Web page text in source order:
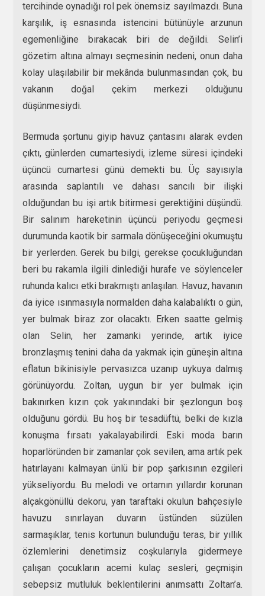
tercihinde oynadığı rol pek önemsiz sayılmazdı. Buna
karşılık, iş esnasında istencini bütünüyle arzunun
egemenliğine bırakacak biri de değildi. Selin’i
gözetim altına almayı seçmesinin nedeni, onun daha
kolay ulaşılabilir bir mekânda bulunmasından çok, bu
vakanın doğal çekim merkezi olduğunu
düşünmesiydi.
Bermuda şortunu giyip havuz çantasını alarak evden
çıktı, günlerden cumartesiydi, izleme süresi içindeki
üçüncü cumartesi günü demekti bu. Üç sayısıyla
arasında saplantılı ve dahası sancılı bir ilişki
olduğundan bu işi artık bitirmesi gerektiğini düşündü.
Bir salınım hareketinin üçüncü periyodu geçmesi
durumunda kaotik bir sarmala dönüşeceğini okumuştu
bir yerlerden. Gerek bu bilgi, gerekse çocukluğundan
beri bu rakamla ilgili dinlediği hurafe ve söylenceler
ruhunda kalıcı etki bırakmıştı anlaşılan. Havuz, havanın
da iyice ısınmasıyla normalden daha kalabalıktı o gün,
yer bulmak biraz zor olacaktı. Erken saatte gelmiş
olan Selin, her zamanki yerinde, artık iyice
bronzlaşmış tenini daha da yakmak için güneşin altına
eflatun bikinisiyle pervasızca uzanıp uykuya dalmış
görünüyordu. Zoltan, uygun bir yer bulmak için
bakınırken kızın çok yakınındaki bir şezlongun boş
olduğunu gördü. Bu hoş bir tesadüftü, belki de kızla
konuşma fırsatı yakalayabilirdi. Eski moda barın
hoparlöründen bir zamanlar çok sevilen, ama artık pek
hatırlayanı kalmayan ünlü bir pop şarkısının ezgileri
yükseliyordu. Bu melodi ve ortamın yıllardır korunan
alçakgönüllü dekoru, yan taraftaki okulun bahçesiyle
havuzu sınırlayan duvarın üstünden süzülen
sarmaşıklar, tenis kortunun bulunduğu teras, bir yıllık
özlemlerini denetimsiz coşkularıyla gidermeye
çalışan çocukların acemi kulaç sesleri, geçmişin
sebepsiz mutluluk beklentilerini anımsattı Zoltan’a.